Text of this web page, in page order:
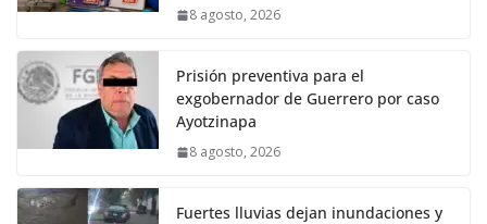
8 agosto, 2026
Prisión preventiva para el
exgobernador de Guerrero por caso
Ayotzinapa
8 agosto, 2026
Fuertes lluvias dejan inundaciones y